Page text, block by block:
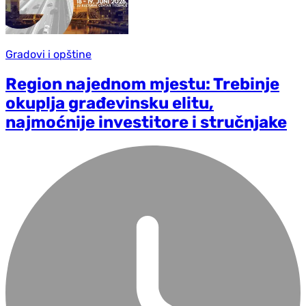
Gradovi i opštine
Region najednom mjestu: Trebinje
okuplja građevinsku elitu,
najmoćnije investitore i stručnjake